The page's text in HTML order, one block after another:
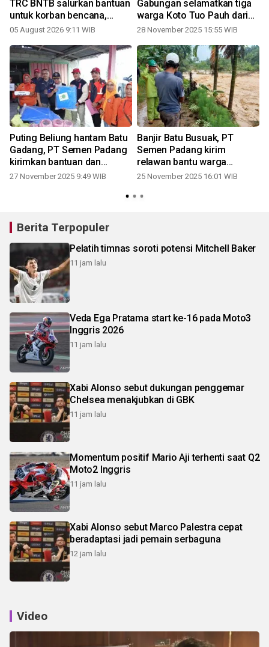
TRC BNTB salurkan bantuan
untuk korban bencana,
wujud nyata kepedulian
05 August 2026 9:11 WIB
Gabungan selamatkan tiga
warga Koto Tuo Pauh dari
terjangan arus Batang
28 November 2025 15:55 WIB
Puting Beliung hantam Batu
Gadang, PT Semen Padang
kirimkan bantuan dan
relawan TRC
27 November 2025 9:49 WIB
Banjir Batu Busuak, PT
Semen Padang kirim
relawan bantu warga
terdampak
25 November 2025 16:01 WIB
Berita Terpopuler
Pelatih timnas soroti potensi Mitchell Baker
11 jam lalu
Veda Ega Pratama start ke-16 pada Moto3
Inggris 2026
11 jam lalu
Xabi Alonso sebut dukungan penggemar
Chelsea menakjubkan di GBK
11 jam lalu
Momentum positif Mario Aji terhenti saat Q2
Moto2 Inggris
11 jam lalu
Xabi Alonso sebut Marco Palestra cepat
beradaptasi jadi pemain serbaguna
12 jam lalu
Video